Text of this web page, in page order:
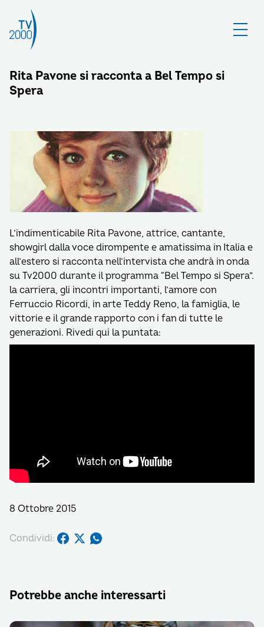
Rita Pavone si racconta a Bel Tempo si
Spera
L’indimenticabile Rita Pavone, attrice, cantante,
showgirl dalla voce dirompente e amatissima in Italia e
all’estero si racconta nell’intervista che andrà in onda
su Tv2000 durante il programma “Bel Tempo si Spera”.
la carriera, gli incontri importanti, l’amore con
Ferruccio Ricordi, in arte Teddy Reno, la famiglia, le
vittorie e il grande rapporto con i fan di tutte le
generazioni. Rivedi qui la puntata:
8 Ottobre 2015
Condividi:
Potrebbe anche interessarti